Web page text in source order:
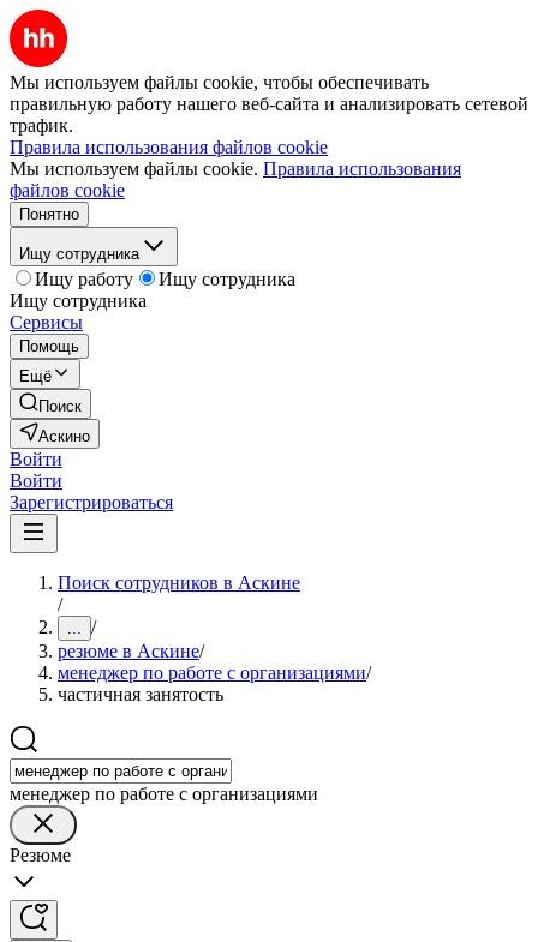
Мы используем файлы cookie, чтобы обеспечивать
правильную работу нашего веб-сайта и анализировать сетевой
трафик.
Правила использования файлов cookie
Мы используем файлы cookie. Правила использования
файлов cookie
Понятно
Ищу сотрудника
Ищу работу
Ищу сотрудника
Ищу сотрудника
Сервисы
Помощь
Ещё
Поиск
Аскино
Войти
Войти
Зарегистрироваться
Поиск сотрудников в Аскине
/
... /
резюме в Аскине/
менеджер по работе с организациями/
частичная занятость
менеджер по работе с организациями
Резюме